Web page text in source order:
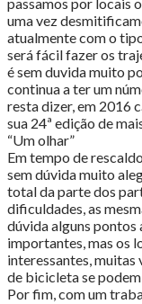
uma vez
atualmente com o
será fácil fazer os
é sem duvida muito
continua a ter um
resta dizer, em 2016
sua 24ª edição de
“Um olhar”
Em tempo de
sem dúvida muito
total da parte dos
dificuldades, as
dúvida alguns pontos
importantes, mas os
interessantes, muitas
de bicicleta se
Por fim, com um